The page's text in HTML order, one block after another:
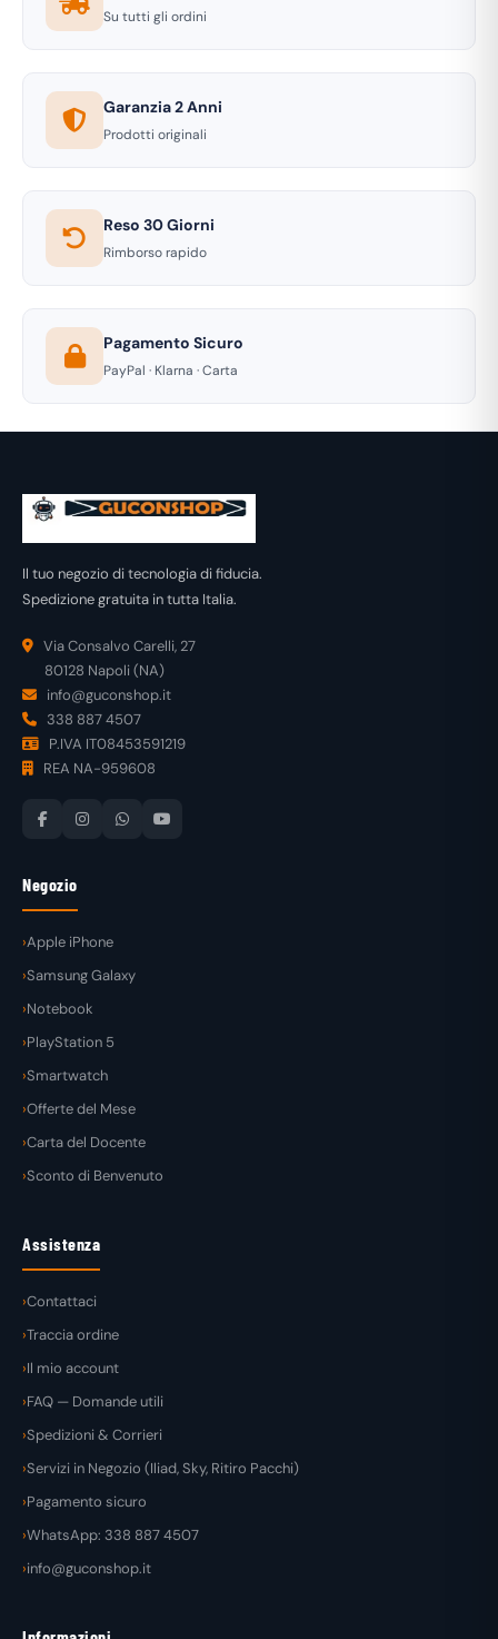
Su tutti gli ordini
Garanzia 2 Anni
Prodotti originali
Reso 30 Giorni
Rimborso rapido
Pagamento Sicuro
PayPal · Klarna · Carta
Il tuo negozio di tecnologia di fiducia.
Spedizione gratuita in tutta Italia.
Via Consalvo Carelli, 27
80128 Napoli (NA)
info@guconshop.it
338 887 4507
P.IVA IT08453591219
REA NA-959608
Negozio
Apple iPhone
Samsung Galaxy
Notebook
PlayStation 5
Smartwatch
Offerte del Mese
Carta del Docente
Sconto di Benvenuto
Assistenza
Contattaci
Traccia ordine
Il mio account
FAQ — Domande utili
Spedizioni & Corrieri
Servizi in Negozio (Iliad, Sky, Ritiro Pacchi)
Pagamento sicuro
WhatsApp: 338 887 4507
info@guconshop.it